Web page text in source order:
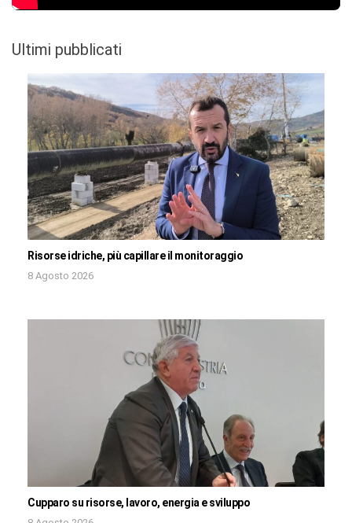
Ultimi pubblicati
Risorse idriche, più capillare il monitoraggio
8 Agosto 2026
Cupparo su risorse, lavoro, energia e sviluppo